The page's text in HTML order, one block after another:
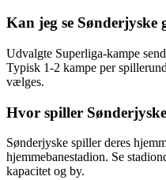
Kan jeg se Sønderjyske
Udvalgte Superliga-kampe
Typisk 1-2 kampe per
vælges.
Hvor spiller
Sønderjyske spiller deres
hjemmebanestadion. Se
kapacitet og by.